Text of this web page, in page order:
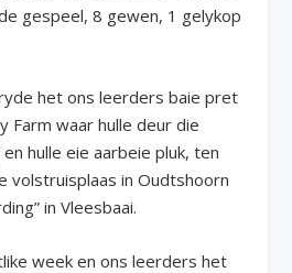
gespeel, 8 gewen, 1 gelykop
het ons leerders baie pret
Farm waar hulle deur die
hulle eie aarbeie pluk, ten
volstruisplaas in Oudtshoorn
in Vleesbaai.
week en ons leerders het